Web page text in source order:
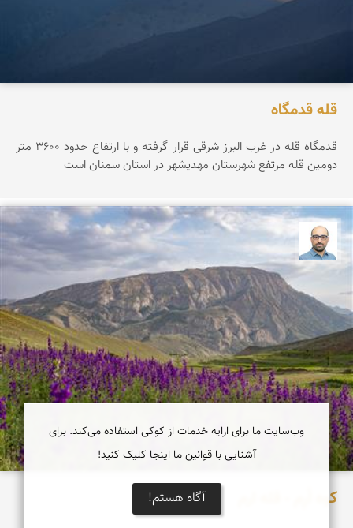
قله قدمگاه
قدمگاه قله در غرب البرز شرقی قرار گرفته و با ارتفاع حدود ۳۶0۰ متر
دومین قله مرتفع شهرستان مهدیشهر در استان سمنان است
کوه اُرِم - قله ارم
وب‌سایت ما برای ارایه خدمات از کوکی استفاده می‌کند. برای
آشنایی با قوانین ما اینجا کلیک کنید!
آگاه هستم!